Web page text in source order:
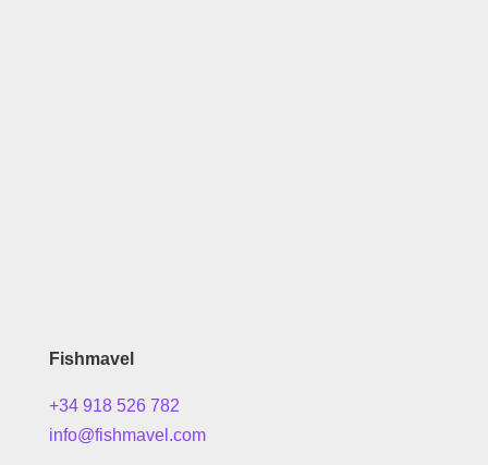
Fishmavel
+34 918 526 782
info@fishmavel.com